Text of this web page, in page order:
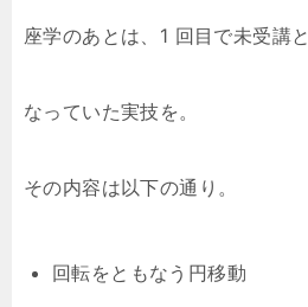
座学のあとは、1 回目で未受講と
なっていた実技を。
その内容は以下の通り。
回転をともなう円移動